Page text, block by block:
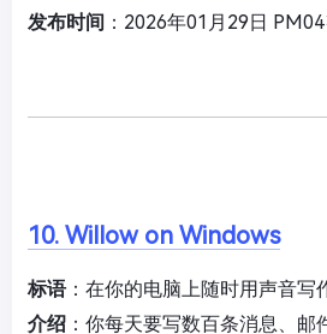
发布时间 ：2026年01月29日
10. Willow on Windows
标语：在你的电脑上随时用声音写
介绍 ：你每天要写数百条消息、